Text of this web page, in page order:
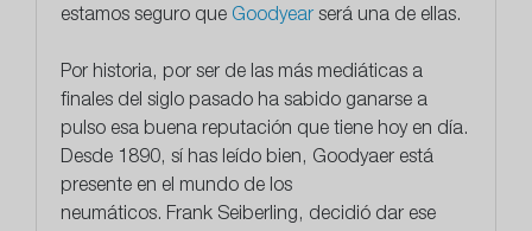
estamos seguro que Goodyear será una de ellas.
Por historia, por ser de las más mediáticas a
finales del siglo pasado ha sabido ganarse a
pulso esa buena reputación que tiene hoy en día.
Desde 1890, sí has leído bien, Goodyaer está
presente en el mundo de los
neumáticos. Frank Seiberling, decidió dar ese